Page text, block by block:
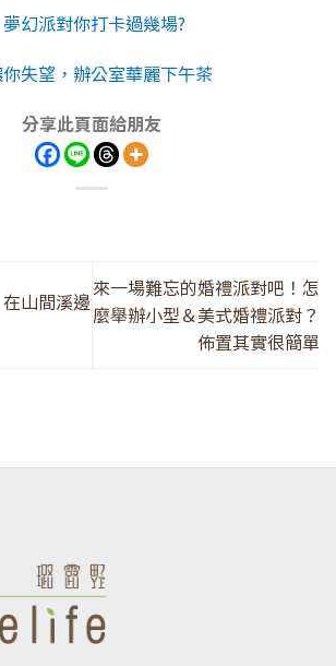
幻派對你打卡過幾場?
失望，辦公室華麗下午茶
分享此頁面給朋友
山間溪邊
來一場難忘的婚禮派對吧！怎
麼舉辦小型＆美式婚禮派對？
佈置其實很簡單